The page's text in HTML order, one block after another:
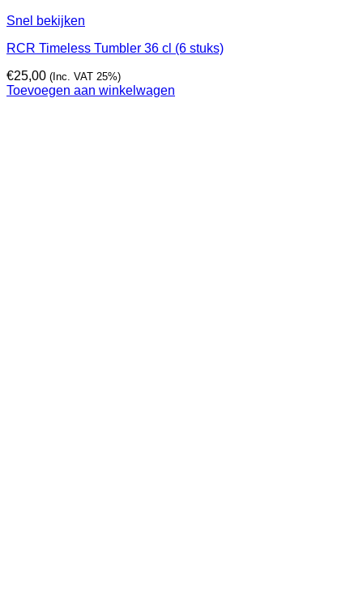
Snel bekijken
RCR Timeless Tumbler 36 cl (6 stuks)
€25,00 (Inc. VAT 25%)
Toevoegen aan winkelwagen